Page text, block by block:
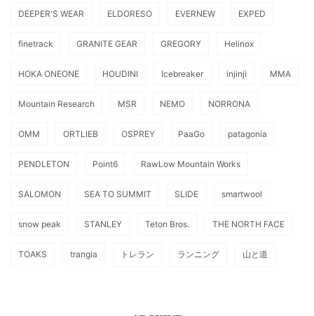
DEEPER'S WEAR ELDORESO EVERNEW EXPED
finetrack GRANITE GEAR GREGORY Helinox
HOKA ONEONE HOUDINI Icebreaker injinji MMA
Mountain Research MSR NEMO NORRONA
OMM ORTLIEB OSPREY PaaGo patagonia
PENDLETON Point6 RawLow Mountain Works
SALOMON SEA TO SUMMIT SLIDE smartwool
snow peak STANLEY Teton Bros. THE NORTH FACE
TOAKS trangia トレラン ランニング 山と道